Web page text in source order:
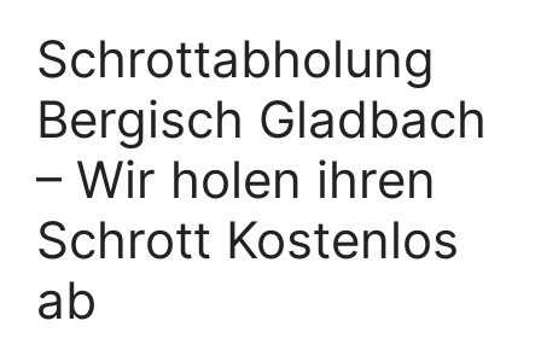
Schrottabholung
Bergisch Gladbach
– Wir holen ihren
Schrott Kostenlos
ab